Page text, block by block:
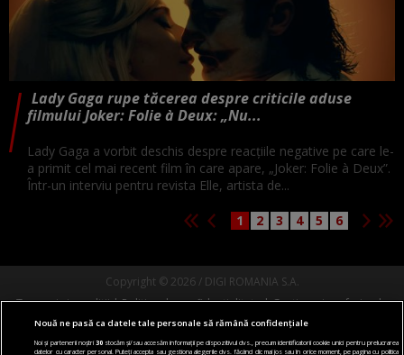
Lady Gaga rupe tăcerea despre criticile aduse
filmului Joker: Folie à Deux: „Nu...
Lady Gaga a vorbit deschis despre reacțiile negative pe care le-
a primit cel mai recent film în care apare, „Joker: Folie à Deux”.
Într-un interviu pentru revista Elle, artista de...
1 2 3 4 5 6
Copyright © 2026 / DIGI ROMANIA S.A.
Termeni si conditii
Politica de confidentialitate
Gestionați preferințele
Comunicate de presă
Abonare Digi TV Contact/Info
Nouă ne pasă ca datele tale personale să rămână confidențiale
Noi și partenerii noștri30stocăm și/sau accesăm informații pe dispozitivul dvs., precum identificatorii cookie unici pentru prelucrarea
datelor cu caracter personal. Puteți accepta sau gestiona alegerile dvs. făcând clic mai jos sau în orice moment, pe pagina cu politica